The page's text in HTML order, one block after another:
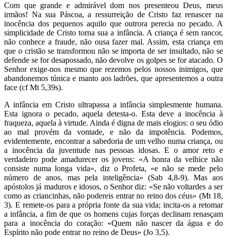
Com que grande e admirável dom nos presenteou Deus, meus
irmãos! Na sua Páscoa, a ressurreição de Cristo faz renascer na
inocência dos pequenos aquilo que outrora perecia no pecado. A
simplicidade de Cristo torna sua a infância. A criança é sem rancor,
não conhece a fraude, não ousa fazer mal. Assim, esta criança em
que o cristão se transformou não se importa de ser insultado, não se
defende se for desapossado, não devolve os golpes se for atacado. O
Senhor exige-nos mesmo que rezemos pelos nossos inimigos, que
abandonemos túnica e manto aos ladrões, que apresentemos a outra
face (cf Mt 5,39s).
A infância em Cristo ultrapassa a infância simplesmente humana.
Esta ignora o pecado, aquela detesta-o. Esta deve a inocência à
fraqueza, aquela à virtude. Ainda é digna de mais elogios: o seu ódio
ao mal provém da vontade, e não da impotência. Podemos,
evidentemente, encontrar a sabedoria de um velho numa criança, ou
a inocência da juventude nas pessoas idosas. E o amor reto e
verdadeiro pode amadurecer os jovens: «A honra da velhice não
consiste numa longa vida», diz o Profeta, «e não se mede pelo
número de anos, mas pela inteligência» (Sab 4,8-9). Mas aos
apóstolos já maduros e idosos, o Senhor diz: «Se não voltardes a ser
como as criancinhas, não podereis entrar no reino dos céus» (Mt 18,
3). E remete-os para a própria fonte da sua vida; incita-os a retomar
a infância, a fim de que os homens cujas forças declinam renasçam
para a inocência do coração: «Quem não nascer da água e do
Espírito não pode entrar no reino de Deus» (Jo 3,5).